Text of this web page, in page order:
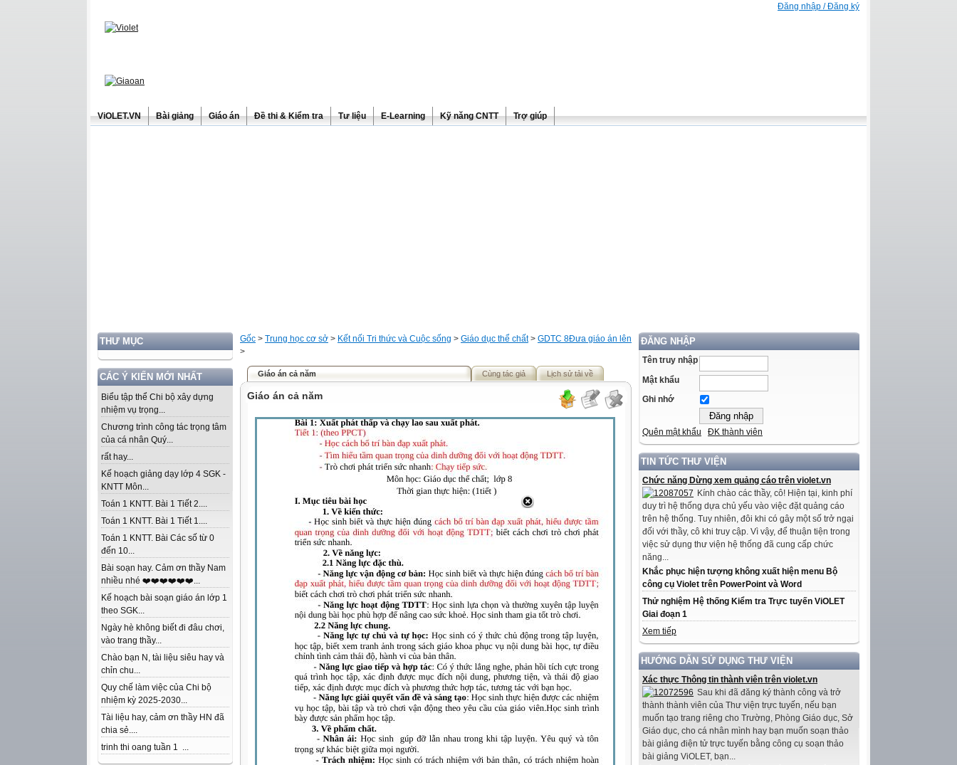
Đăng nhập / Đăng ký
ViOLET.VN Bài giảng Giáo án Đề thi & Kiểm tra Tư liệu E-Learning Kỹ năng CNTT Trợ giúp
THƯ MỤC
CÁC Ý KIẾN MỚI NHẤT
Biểu tập thể Chi bộ xây dựng
nhiệm vụ trọng...
Chương trình công tác trọng tâm
của cá nhân Quý...
rất hay...
Kế hoạch giảng dạy lớp 4 SGK -
KNTT Môn...
Toán 1 KNTT. Bài 1 Tiết 2....
Toán 1 KNTT. Bài 1 Tiết 1....
Toán 1 KNTT. Bài Các số từ 0
đến 10...
Bài soạn hay. Cảm ơn thầy Nam
nhiều nhé ❤️❤️❤️❤️❤️❤️...
Kế hoạch bài soạn giáo án lớp 1
theo SGK...
Ngày hè không biết đi đâu chơi,
vào trang thầy...
Chào bạn N, tài liệu siêu hay và
chỉn chu...
Quy chế làm việc của Chi bộ
nhiệm kỳ 2025-2030...
Tài liệu hay, cảm ơn thầy HN đã
chia sẻ....
trinh thi oang tuần 1 ...
ĐĂNG NHẬP
Tên truy nhập
Mật khẩu
Ghi nhớ
Quên mật khẩu ĐK thành viên
TIN TỨC THƯ VIỆN
Chức năng Dừng xem quảng cáo trên violet.vn
Kính chào các thầy, cô! Hiện tại, kinh phí
duy trì hệ thống dựa chủ yếu vào việc đặt quảng cáo
trên hệ thống. Tuy nhiên, đôi khi có gây một số trở ngại
đối với thầy, cô khi truy cập. Vì vậy, để thuận tiện trong
việc sử dụng thư viện hệ thống đã cung cấp chức
năng...
Khắc phục hiện tượng không xuất hiện menu Bộ
công cụ Violet trên PowerPoint và Word
Thử nghiệm Hệ thống Kiểm tra Trực tuyến ViOLET
Giai đoạn 1
Xem tiếp
HƯỚNG DẪN SỬ DỤNG THƯ VIỆN
Xác thực Thông tin thành viên trên violet.vn
Sau khi đã đăng ký thành công và trở
thành thành viên của Thư viện trực tuyến, nếu bạn
muốn tạo trang riêng cho Trường, Phòng Giáo dục, Sở
Giáo dục, cho cá nhân mình hay bạn muốn soạn thảo
bài giảng điện tử trực tuyến bằng công cụ soạn thảo
bài giảng ViOLET, bạn...
Đưa giáo án lên
Gốc > Trung học cơ sở > Kết nối Tri thức và Cuộc sống > Giáo dục thể chất> GDTC 8
>
Giáo án cả năm Cùng tác giả Lịch sử tải về
Giáo án cả năm